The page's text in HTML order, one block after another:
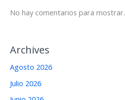
No hay comentarios para mostrar.
Archives
Agosto 2026
Julio 2026